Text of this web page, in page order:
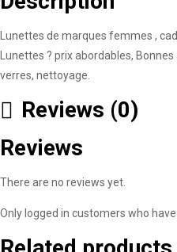
Lunettes de marques femmes ,
Lunettes ? prix abordables,
verres, nettoyage.
Reviews (0)
Reviews
There are no reviews yet.
Only logged in customers who